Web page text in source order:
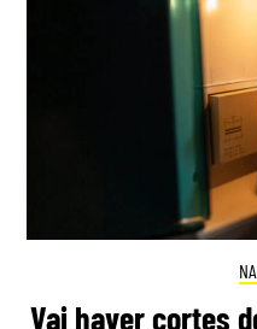
Vai haver cortes